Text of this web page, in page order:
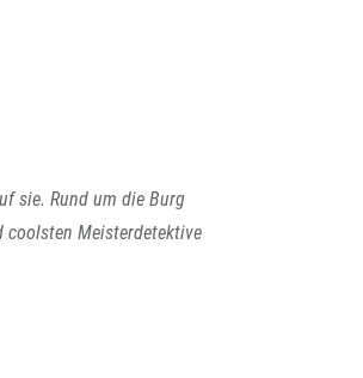
sie. Rund um die Burg
coolsten Meisterdetektive